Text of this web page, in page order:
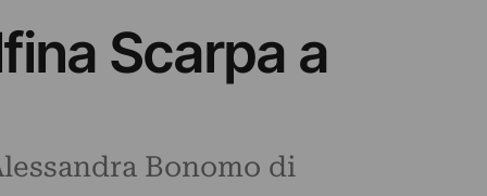
Scarpa a
Bonomo di